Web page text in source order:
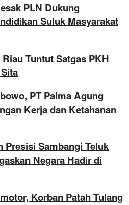
PLN Dukung
Suluk Masyarakat
Tuntut Satgas PKH
PT Palma Agung
Kerja dan Ketahanan
Presisi Sambangi Teluk
Negara Hadir di
Korban Patah Tulang